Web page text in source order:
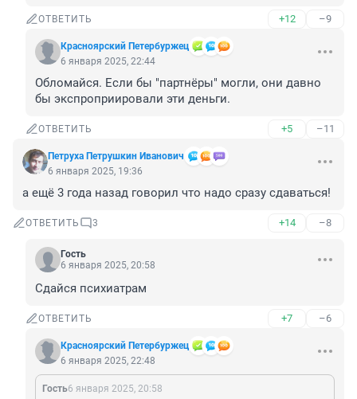
ОТВЕТИТЬ +12 –9
Красноярский Петербуржец
6 января 2025, 22:44
Обломайся. Если бы "партнёры" могли, они давно
бы экспроприировали эти деньги.
ОТВЕТИТЬ +5 –11
Петруха Петрушкин Иванович
6 января 2025, 19:36
а ещё 3 года назад говорил что надо сразу сдаваться!
ОТВЕТИТЬ 3 +14 –8
Гость
6 января 2025, 20:58
Сдайся психиатрам
ОТВЕТИТЬ +7 –6
Красноярский Петербуржец
6 января 2025, 22:48
Гость6 января 2025, 20:58